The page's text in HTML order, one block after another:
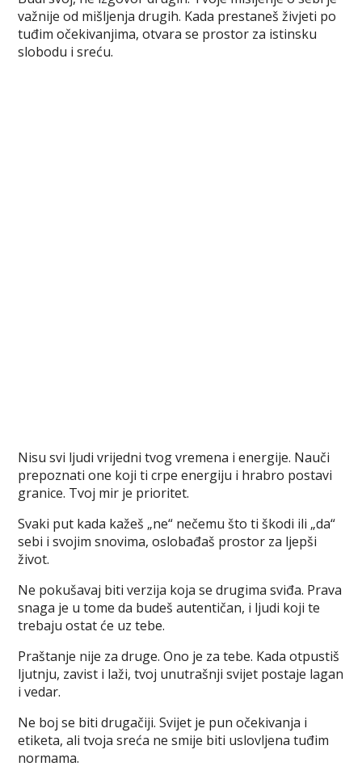
e
b
o
t
t
e
t
e
r
b
l
e
r
s
e
r
e
važnije od mišljenja drugih. Kada prestaneš živjeti po
tuđim očekivanjima, otvara se prostor za istinsku
slobodu i sreću.
Nisu svi ljudi vrijedni tvog vremena i energije. Nauči
prepoznati one koji ti crpe energiju i hrabro postavi
granice. Tvoj mir je prioritet.
Svaki put kada kažeš „ne“ nečemu što ti škodi ili „da“
sebi i svojim snovima, oslobađaš prostor za ljepši
život.
Ne pokušavaj biti verzija koja se drugima sviđa. Prava
snaga je u tome da budeš autentičan, i ljudi koji te
trebaju ostat će uz tebe.
Praštanje nije za druge. Ono je za tebe. Kada otpustiš
ljutnju, zavist i laži, tvoj unutrašnji svijet postaje lagan
i vedar.
Ne boj se biti drugačiji. Svijet je pun očekivanja i
etiketa, ali tvoja sreća ne smije biti uslovljena tuđim
normama.